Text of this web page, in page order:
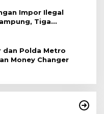
Impor Ilegal
Tiga
P-21 dan Satu Buron
Polda Metro
Money Changer